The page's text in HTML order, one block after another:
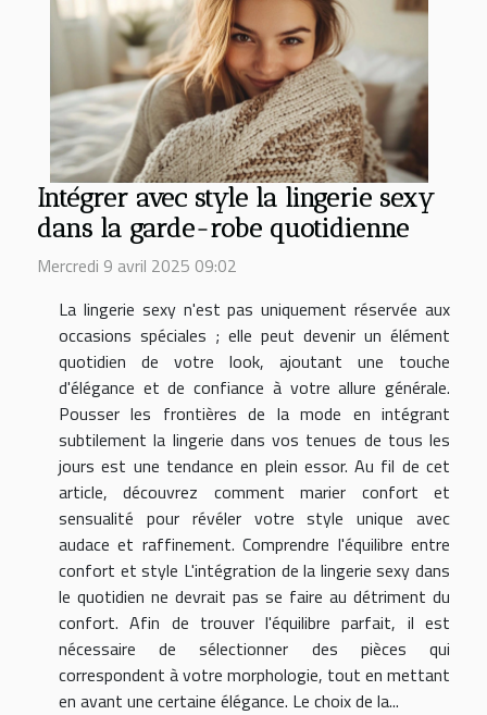
Intégrer avec style la lingerie sexy
dans la garde-robe quotidienne
Mercredi 9 avril 2025 09:02
La lingerie sexy n'est pas uniquement réservée aux
occasions spéciales ; elle peut devenir un élément
quotidien de votre look, ajoutant une touche
d'élégance et de confiance à votre allure générale.
Pousser les frontières de la mode en intégrant
subtilement la lingerie dans vos tenues de tous les
jours est une tendance en plein essor. Au fil de cet
article, découvrez comment marier confort et
sensualité pour révéler votre style unique avec
audace et raffinement. Comprendre l'équilibre entre
confort et style L'intégration de la lingerie sexy dans
le quotidien ne devrait pas se faire au détriment du
confort. Afin de trouver l'équilibre parfait, il est
nécessaire de sélectionner des pièces qui
correspondent à votre morphologie, tout en mettant
en avant une certaine élégance. Le choix de la...